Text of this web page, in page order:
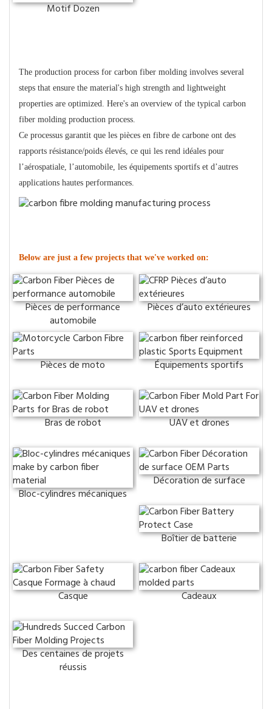
Motif Dozen
The production process for carbon fiber molding involves several
steps that ensure the material's high strength and lightweight
properties are optimized. Here's an overview of the typical carbon
fiber molding production process.
Ce processus garantit que les pièces en fibre de carbone ont des
rapports résistance/poids élevés, ce qui les rend idéales pour
l’aérospatiale, l’automobile, les équipements sportifs et d’autres
applications hautes performances.
Below are just a few projects that we've worked on:
Pièces de performance
automobile
Pièces d’auto extérieures
Pièces de moto Équipements sportifs
Bras de robot UAV et drones
Bloc-cylindres mécaniques
Décoration de surface
Boîtier de batterie
Casque Cadeaux
Des centaines de projets
réussis